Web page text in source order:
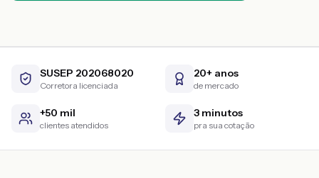
SUSEP 202068020
Corretora licenciada
20+ anos
de mercado
+50 mil
clientes atendidos
3 minutos
pra sua cotação